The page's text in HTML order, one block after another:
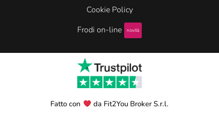
Cookie Policy
Frodi on-line
novità
Fatto con da Fit2You Broker S.r.l.